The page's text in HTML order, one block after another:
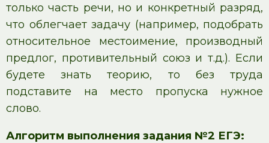
только часть речи, но и конкретный разряд,
что облегчает задачу (например, подобрать
относительное местоимение, производный
предлог, противительный союз и т.д.). Если
будете знать теорию, то без труда
подставите на место пропуска нужное
слово.
Алгоритм выполнения задания №2 ЕГЭ: